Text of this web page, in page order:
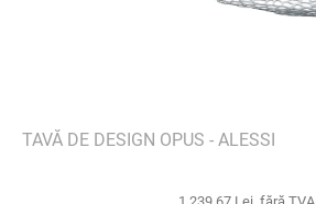
TAVĂ DE DESIGN OPUS - ALESSI